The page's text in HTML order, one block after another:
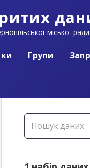
міської ради
Групи